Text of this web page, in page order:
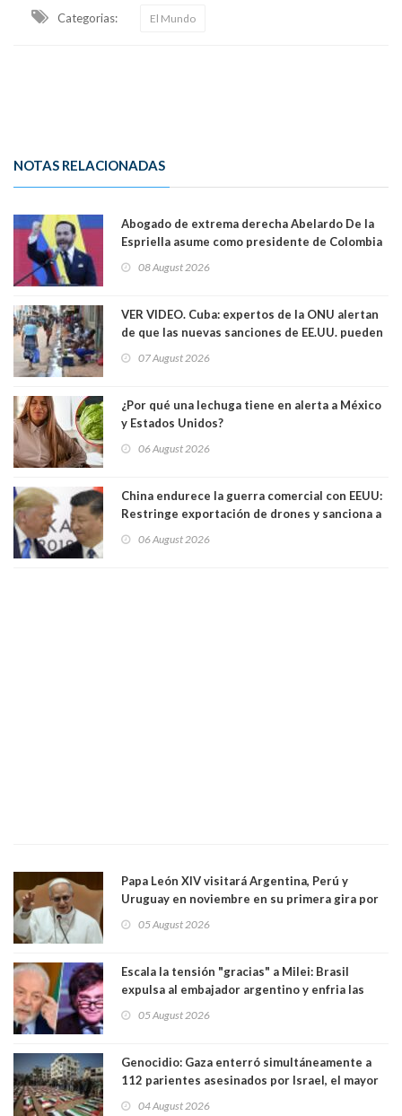
Categorias: El Mundo
NOTAS RELACIONADAS
Abogado de extrema derecha Abelardo De la
Espriella asume como presidente de Colombia
08 August 2026
VER VIDEO. Cuba: expertos de la ONU alertan
de que las nuevas sanciones de EE.UU. pueden
07 August 2026
¿Por qué una lechuga tiene en alerta a México
y Estados Unidos?
06 August 2026
China endurece la guerra comercial con EEUU:
Restringe exportación de drones y sanciona a
06 August 2026
Papa León XIV visitará Argentina, Perú y
Uruguay en noviembre en su primera gira por
05 August 2026
Escala la tensión "gracias" a Milei: Brasil
expulsa al embajador argentino y enfria las
trasandino
05 August 2026
Genocidio: Gaza enterró simultáneamente a
112 parientes asesinados por Israel, el mayor
04 August 2026